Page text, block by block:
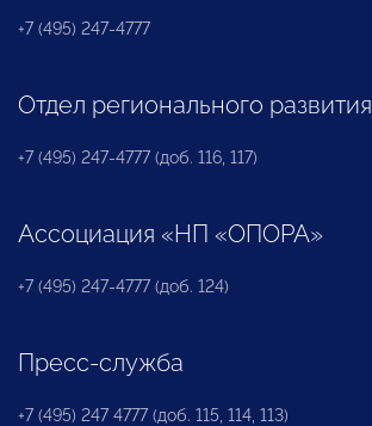
+7 (495) 247-4777
Отдел регионального развития
+7 (495) 247-4777 (доб. 116, 117)
Ассоциация «НП «ОПОРА»
+7 (495) 247-4777 (доб. 124)
Пресс-служба
+7 (495) 247 4777 (доб. 115, 114, 113)